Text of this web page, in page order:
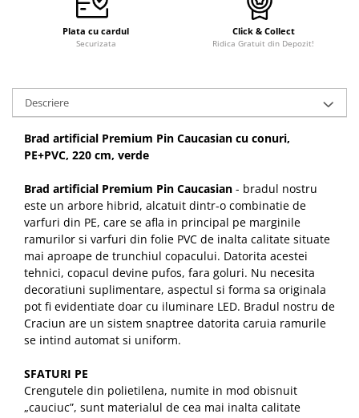
Plata cu cardul
Securizata
Click & Collect
Ridica Gratuit din Depozit!
Descriere
Brad artificial Premium Pin Caucasian cu conuri,
PE+PVC, 220 cm, verde
Brad artificial Premium Pin Caucasian - bradul nostru
este un arbore hibrid, alcatuit dintr-o combinatie de
varfuri din PE, care se afla in principal pe marginile
ramurilor si varfuri din folie PVC de inalta calitate situate
mai aproape de trunchiul copacului. Datorita acestei
tehnici, copacul devine pufos, fara goluri. Nu necesita
decoratiuni suplimentare, aspectul si forma sa originala
pot fi evidentiate doar cu iluminare LED. Bradul nostru de
Craciun are un sistem snaptree datorita caruia ramurile
se intind automat si uniform.
SFATURI PE
Crengutele din polietilena, numite in mod obisnuit
„cauciuc”, sunt materialul de cea mai inalta calitate